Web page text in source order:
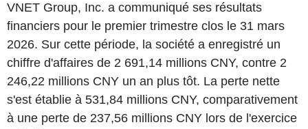
VNET Group, Inc. a communiqué ses résultats
financiers pour le premier trimestre clos le 31 mars
2026. Sur cette période, la société a enregistré un
chiffre d'affaires de 2 691,14 millions CNY, contre 2
246,22 millions CNY un an plus tôt. La perte nette
s'est établie à 531,84 millions CNY, comparativement
à une perte de 237,56 millions CNY lors de l'exercice